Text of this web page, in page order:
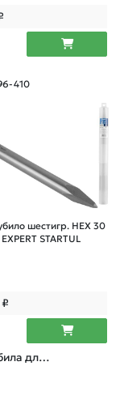
410
шестигр. HEX 30
STARTUL
₽
и отбойных молотков